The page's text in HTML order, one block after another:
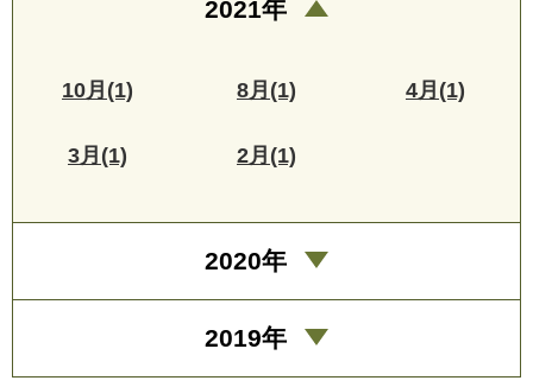
2021年
10月(1) 8月(1) 4月(1)
3月(1) 2月(1)
2020年
2019年